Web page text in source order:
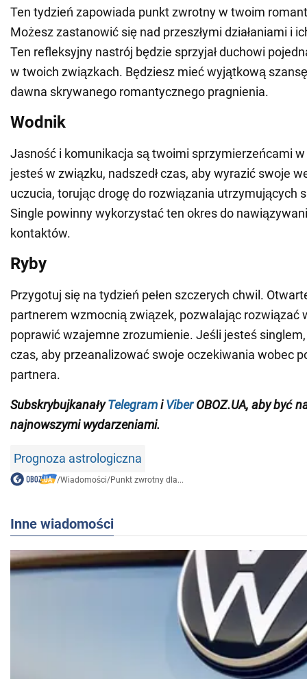
Ten tydzień zapowiada punkt zwrotny w twoim
Możesz zastanowić się nad przeszłymi działaniami i
Ten refleksyjny nastrój będzie sprzyjał duchowi
w twoich związkach. Będziesz mieć wyjątkową
dawna skrywanego romantycznego pragnienia.
Wodnik
Jasność i komunikacja są twoimi sprzymierzeńcami w
jesteś w związku, nadszedł czas, aby wyrazić swoje
uczucia, torując drogę do rozwiązania utrzymujących
Single powinny wykorzystać ten okres do
kontaktów.
Ryby
Przygotuj się na tydzień pełen szczerych chwil.
partnerem wzmocnią związek, pozwalając rozwiązać
poprawić wzajemne zrozumienie. Jeśli jesteś
czas, aby przeanalizować swoje oczekiwania wobec
partnera.
SubskrybujkanałyTelegramiViberOBOZ.UA, aby być
najnowszymi wydarzeniami.
Prognoza astrologiczna
/Wiadomości/Punkt zwrotny dla...
Inne wiadomości